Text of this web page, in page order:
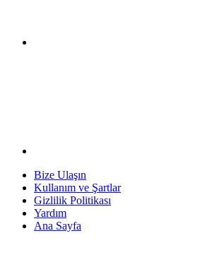
Bize Ulaşın
Kullanım ve Şartlar
Gizlilik Politikası
Yardım
Ana Sayfa